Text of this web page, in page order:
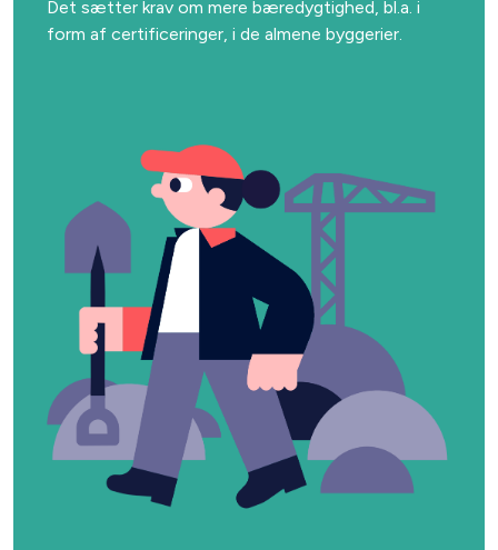
Det sætter krav om mere bæredygtighed, bl.a. i
form af certificeringer, i de almene byggerier.